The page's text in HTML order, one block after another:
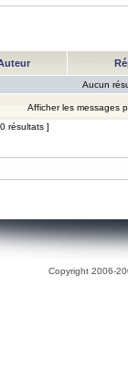
Aucun
Afficher les messages
résultats ]
Copyright 2006-